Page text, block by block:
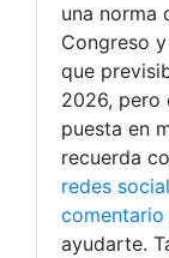
una norma
Congreso
que
2026, pero
puesta en
recuerda
redes
comentario
ayudarte.